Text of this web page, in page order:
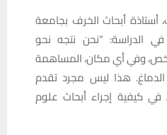
أستاذة أبحاث الخرف بجامعة
الدراسة: “نحن نتجه نحو
وفي أي مكان، المساهمة
هذا ليس مجرد تقدم
كيفية إجراء أبحاث علوم